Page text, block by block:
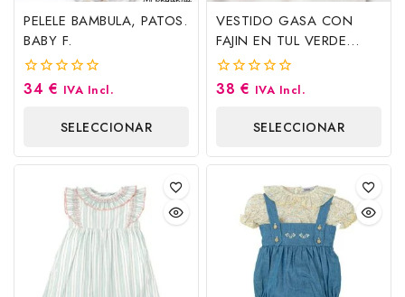
PELELE BAMBULA, PATOS.
BABY F.
0
34 € IVA Incl.
SELECCIONAR
OPCIONES
VESTIDO GASA CON
FAJIN EN TUL VERDE
AGUA, MAYORAL
0
38 € IVA Incl.
SELECCIONAR
OPCIONES